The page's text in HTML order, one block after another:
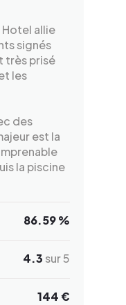
Hotel allie
signés
très prisé
les
des
est la
la piscine
86.59 %
4.3 sur 5
144 €